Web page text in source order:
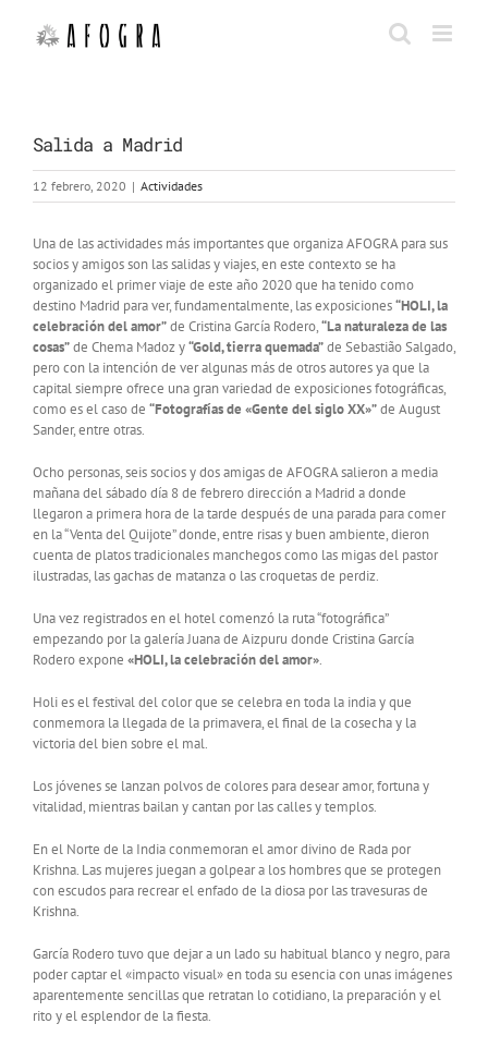
contenido
Salida a Madrid
12 febrero, 2020 | Actividades
Una de las actividades más importantes que organiza AFOGRA para sus
socios y amigos son las salidas y viajes, en este contexto se ha
organizado el primer viaje de este año 2020 que ha tenido como
destino Madrid para ver, fundamentalmente, las exposiciones“HOLI, la
celebración del amor”de Cristina García Rodero,“La naturaleza de las
cosas”de Chema Madoz y“Gold, tierra quemada”de Sebastião Salgado,
pero con la intención de ver algunas más de otros autores ya que la
capital siempre ofrece una gran variedad de exposiciones fotográficas,
como es el caso de “Fotografías de «Gente del siglo XX»”de August
Sander, entre otras.
Ocho personas, seis socios y dos amigas de AFOGRA salieron a media
mañana del sábado día 8 de febrero dirección a Madrid a donde
llegaron a primera hora de la tarde después de una parada para comer
en la “Venta del Quijote” donde, entre risas y buen ambiente, dieron
cuenta de platos tradicionales manchegos como las migas del pastor
ilustradas, las gachas de matanza o las croquetas de perdiz.
Una vez registrados en el hotel comenzó la ruta “fotográfica”
empezando por la galería Juana de Aizpuru donde Cristina García
Rodero expone «HOLI, la celebración del amor».
Holi es el festival del color que se celebra en toda la india y que
conmemora la llegada de la primavera, el final de la cosecha y la
victoria del bien sobre el mal.
Los jóvenes se lanzan polvos de colores para desear amor, fortuna y
vitalidad, mientras bailan y cantan por las calles y templos.
En el Norte de la India conmemoran el amor divino de Rada por
Krishna. Las mujeres juegan a golpear a los hombres que se protegen
con escudos para recrear el enfado de la diosa por las travesuras de
Krishna.
García Rodero tuvo que dejar a un lado su habitual blanco y negro, para
poder captar el «impacto visual» en toda su esencia con unas imágenes
aparentemente sencillas que retratan lo cotidiano, la preparación y el
rito y el esplendor de la fiesta.